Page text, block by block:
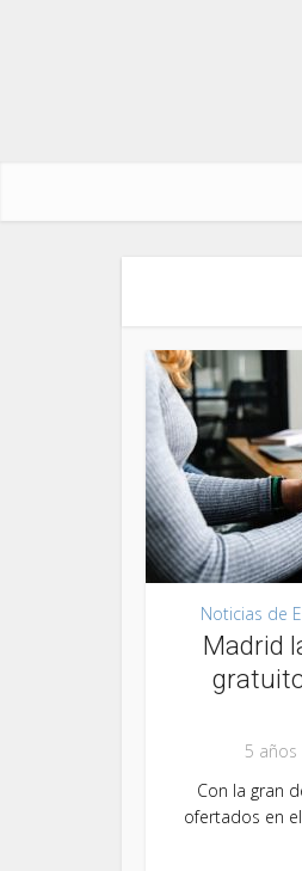
Noticias de
Madrid
5 años
Con la gran
ofertados en